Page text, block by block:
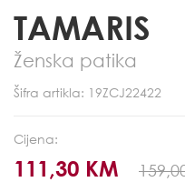
TAMARIS
Ženska patika
Šifra artikla: 19ZCJ22422
Cijena:
111,30 KM